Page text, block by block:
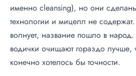
именно cleansing), но они
технологии и мицелл не содержат.
волнует, название пошло в народ.
водички очищают гораздо
конечно хотелось бы точности.